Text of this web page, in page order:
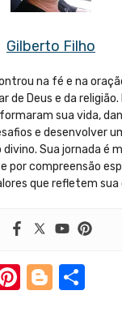
Gilberto Filho
na fé e na
de Deus e da religião.
sua vida,
e desenvolver
Sua jornada é
por compreensão
que refletem sua
Pi Bl